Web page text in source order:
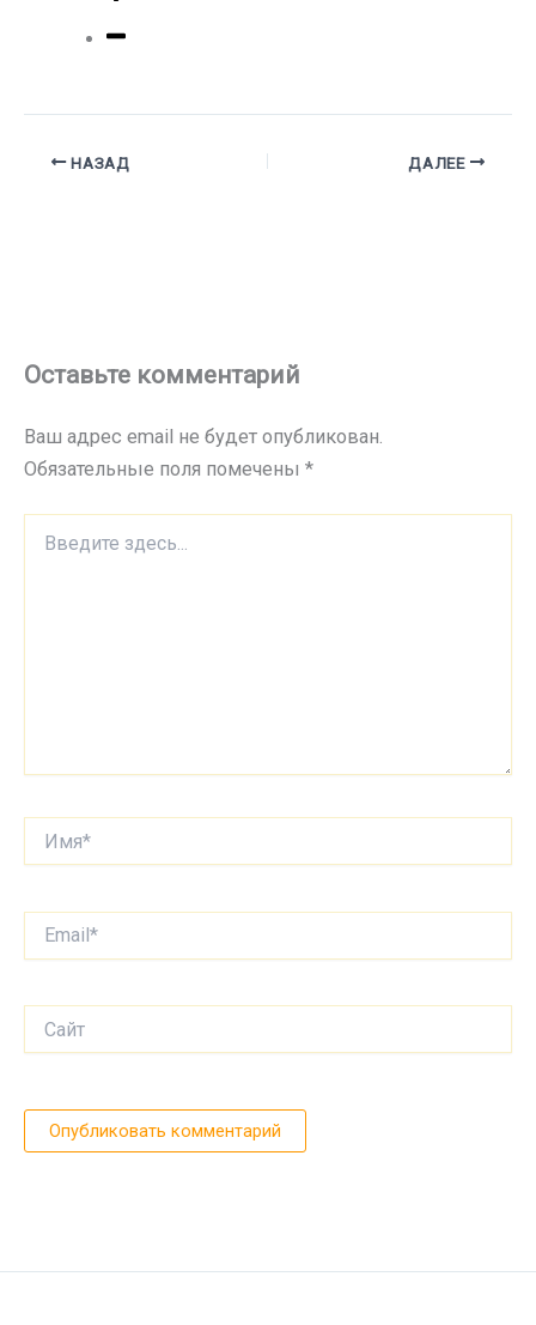
НАЗАД ДАЛЕЕ
Оставьте комментарий
Ваш адрес email не будет опубликован.
Обязательные поля помечены *
здесь...